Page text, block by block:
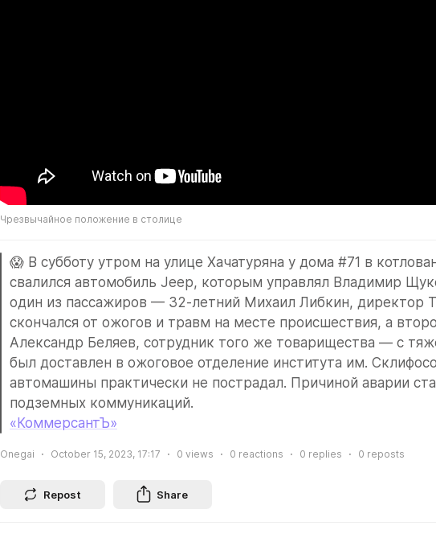
Чрезвычайное положение в столице
😱 В субботу утром на улице Хачатуряна у дома #71 в
свалился автомобиль Jeep, которым управлял Владимир
один из пассажиров — 32-летний Михаил Либкин, директор
скончался от ожогов и травм на месте происшествия, а
Александр Беляев, сотрудник того же товарищества — с
был доставлен в ожоговое отделение института им.
автомашины практически не пострадал. Причиной аварии
подземных коммуникаций.
«КоммерсантЪ»
Onegai October 15, 2023, 17:17 0 views 0 reactions 0 replies 0 reposts
Repost Share